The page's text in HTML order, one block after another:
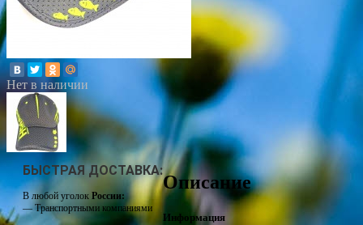
Нет в наличии
БЫСТРАЯ ДОСТАВКА:
В любой уголок России:
— Транспортными компаниями
Описание
Информация